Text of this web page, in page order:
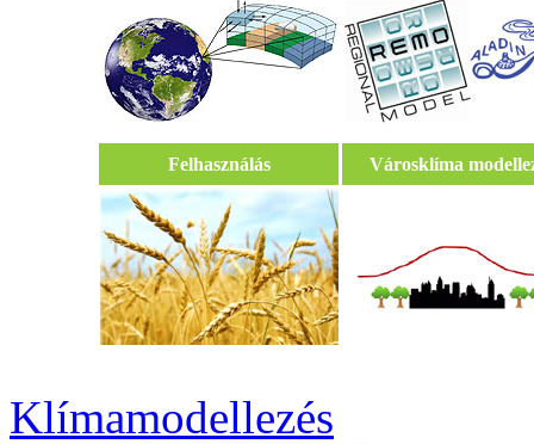
Felhasználás Városklíma
Klímamodellezés